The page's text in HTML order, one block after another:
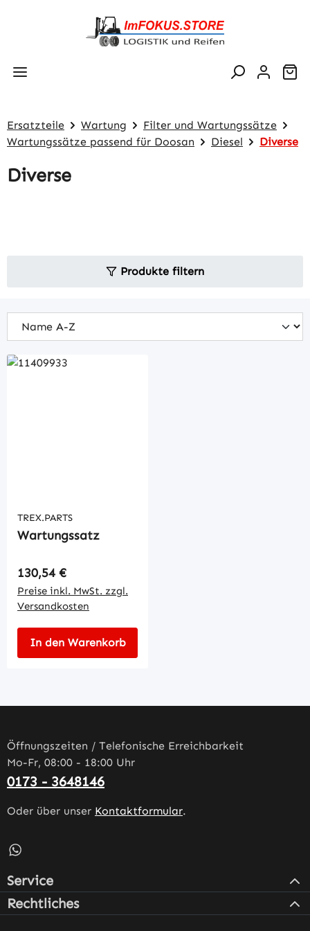
Zum Hauptinhalt springen
Ersatzteile Wartung
Filter und Wartungssätze
Wartungssätze passend für Doosan
Diesel Diverse
Diverse
Produkte filtern
TREX.PARTS
Wartungssatz
Regulärer Preis:
130,54 €
Preise inkl. MwSt. zzgl.
Versandkosten
In den Warenkorb
Öffnungszeiten / Telefonische Erreichbarkeit
Mo-Fr, 08:00 - 18:00 Uhr
0173 - 3648146
Oder über unser Kontaktformular.
Schreib uns auf WhatsApp – öffnet in neuem Tab
Service
Rechtliches